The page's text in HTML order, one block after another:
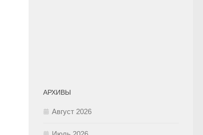
АРХИВЫ
Август 2026